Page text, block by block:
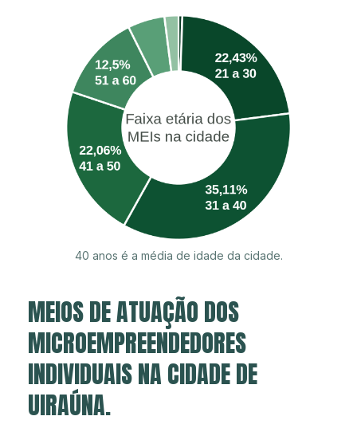
40 anos é a média de idade da cidade.
MEIOS DE ATUAÇÃO DOS
MICROEMPREENDEDORES
INDIVIDUAIS NA CIDADE DE
UIRAÚNA.